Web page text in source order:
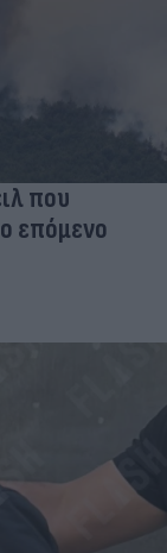
που
επόμενο